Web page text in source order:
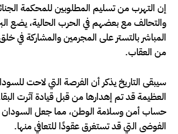
إن التهرب من تسليم المطلوبين للمحكمة
والتحالف مع بعضهم في الحرب الحالية، يضع
المباشر بالتستر على المجرمين والمشاركة في
من العقاب.
سيبقى التاريخ يذكر أن الفرصة التي لاحت
العظيمة قد تم إهدارها من قبل قيادة آثرت
حساب أمن وسلامة الوطن، مما جعل السودان
الفوضى التي قد تستغرق عقودًا للتعافي منها.